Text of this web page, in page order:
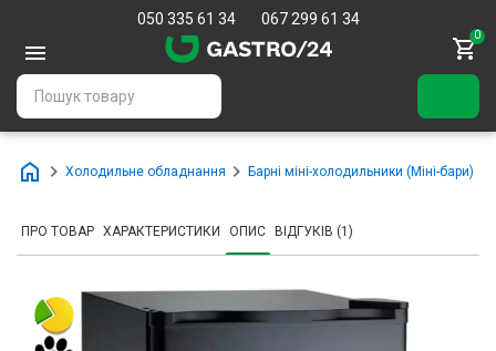
050 335 61 34 067 299 61 34
0
Холодильне обладнання Барні міні-холодильники (Міні-бари)
ПРО ТОВАР ХАРАКТЕРИСТИКИ ОПИС ВІДГУКІВ (1)